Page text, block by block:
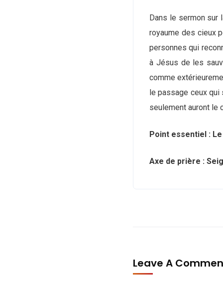
Dans le sermon sur
royaume des cieux
personnes qui
à Jésus de les
comme
le passage ceux
seulement auront le
Point essentiel :
Axe de prière :
Leave A